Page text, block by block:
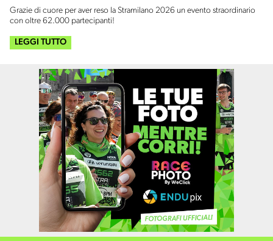
Grazie di cuore per aver reso la Stramilano 2026 un evento straordinario
con oltre 62.000 partecipanti!
LEGGI TUTTO